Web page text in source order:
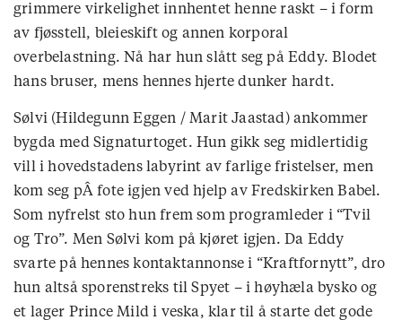
grimmere virkelighet innhentet henne raskt – i form
av fjøsstell, bleieskift og annen korporal
overbelastning. Nå har hun slått seg på Eddy. Blodet
hans bruser, mens hennes hjerte dunker hardt.
Sølvi (Hildegunn Eggen / Marit Jaastad) ankommer
bygda med Signaturtoget. Hun gikk seg midlertidig
vill i hovedstadens labyrint av farlige fristelser, men
kom seg pÂ fote igjen ved hjelp av Fredskirken Babel.
Som nyfrelst sto hun frem som programleder i “Tvil
og Tro”. Men Sølvi kom på kjøret igjen. Da Eddy
svarte på hennes kontaktannonse i “Kraftfornytt”, dro
hun altså sporenstreks til Spyet – i høyhæla bysko og
et lager Prince Mild i veska, klar til å starte det gode